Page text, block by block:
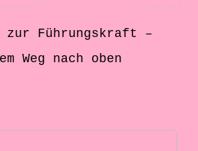
zur Führungskraft –
Weg nach oben